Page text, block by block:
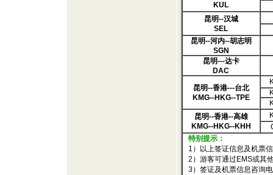
KUL
昆明--汉城
SEL
昆明--河内--胡志明
SGN
昆明---达卡
DAC
昆明--香港---台北
KMG--HKG--TPE
昆明--香港--高雄
KMG--HKG--KHH
特别提示：
1）以上签证信息及机票
2）游客可通过EMS或其
3）签证及机票信息咨询